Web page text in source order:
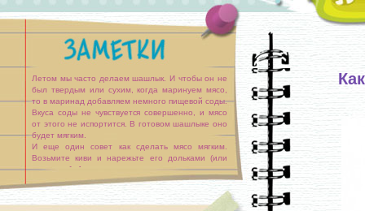
Летом мы часто делаем шашлык. И чтобы он не
был твердым или сухим, когда маринуем мясо,
то в маринад добавляем немного пищевой соды.
Вкуса соды не чувствуется совершенно, и мясо
от этого не испортится. В готовом шашлыке оно
будет мягким.
И еще один совет как сделать мясо мягким.
Возьмите киви и нарежьте его дольками (или
выжмите [...]